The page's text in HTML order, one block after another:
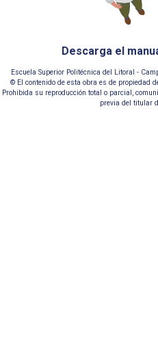
Descarga el
Escuela Superior Politécnica del Litoral -
© El contenido de esta obra es de propiedad
Prohibida su reproducción total o parcial,
previa del titular